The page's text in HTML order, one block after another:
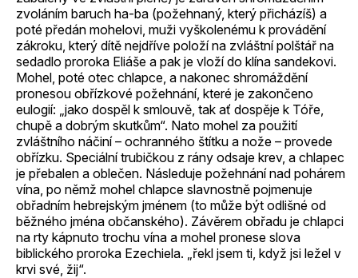
zvoláním baruch ha-ba (požehnaný, který přicházíš) a
poté předán mohelovi, muži vyškolenému k provádění
zákroku, který dítě nejdříve položí na zvláštní polštář na
sedadlo proroka Eliáše a pak je vloží do klína sandekovi.
Mohel, poté otec chlapce, a nakonec shromáždění
pronesou obřízkové požehnání, které je zakončeno
eulogií: „jako dospěl k smlouvě, tak ať dospěje k Tóře,
chupě a dobrým skutkům“. Nato mohel za použití
zvláštního náčiní – ochranného štítku a nože – provede
obřízku. Speciální trubičkou z rány odsaje krev, a chlapec
je přebalen a oblečen. Následuje požehnání nad pohárem
vína, po němž mohel chlapce slavnostně pojmenuje
obřadním hebrejským jménem (to může být odlišné od
běžného jména občanského). Závěrem obřadu je chlapci
na rty kápnuto trochu vína a mohel pronese slova
biblického proroka Ezechiela. „řekl jsem ti, když jsi ležel v
krvi své, žij“.